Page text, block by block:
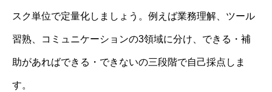
スク単位で定量化しましょう。例えば業務理解、ツール
習熟、コミュニケーションの3領域に分け、できる・補
助があればできる・できないの三段階で自己採点しま
す。